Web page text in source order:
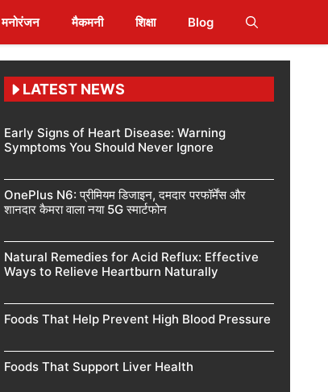
मनोरंजन मैकमनी शिक्षा Blog
LATEST NEWS
Early Signs of Heart Disease: Warning
Symptoms You Should Never Ignore
OnePlus N6: प्रीमियम डिजाइन, दमदार परफॉर्मेंस और
शानदार कैमरा वाला नया 5G स्मार्टफोन
Natural Remedies for Acid Reflux: Effective
Ways to Relieve Heartburn Naturally
Foods That Help Prevent High Blood Pressure
Foods That Support Liver Health